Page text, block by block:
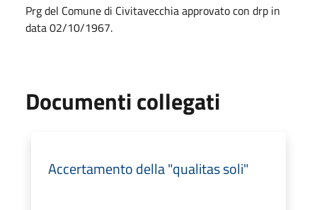
Prg del Comune di Civitavecchia approvato con drp in
data 02/10/1967.
Documenti collegati
Accertamento della "qualitas soli"